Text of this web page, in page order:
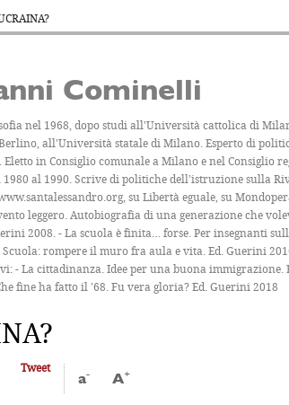
Cominelli
nel 1968, dopo studi all'Università cattolica di
all'Università statale di Milano. Esperto di
Eletto in Consiglio comunale a Milano e nel Consiglio
al 1990. Scrive di politiche dell’istruzione sulla
su Libertà eguale, su
leggero. Autobiografia di una generazione che
2008. - La scuola è finita… forse. Per insegnanti
rompere il muro fra aula e vita. Ed. Guerini
- La cittadinanza. Idee per una buona immigrazione.
fine ha fatto il ’68. Fu vera gloria? Ed. Guerini 2018
Tweet
a- A+